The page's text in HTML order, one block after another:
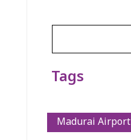
Tags
Madurai Airport